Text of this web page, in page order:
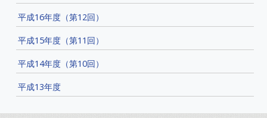
平成16年度（第12回）
平成15年度（第11回）
平成14年度（第10回）
平成13年度